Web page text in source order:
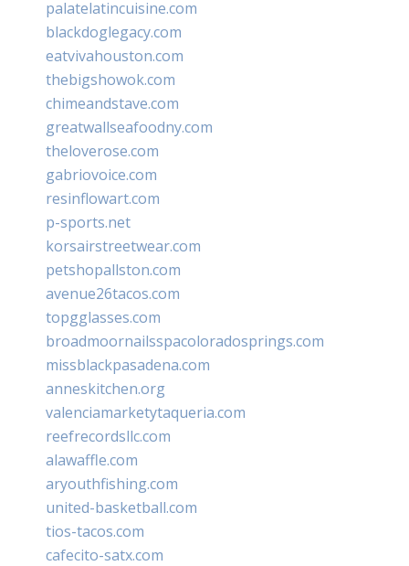
palatelatincuisine.com
blackdoglegacy.com
eatvivahouston.com
thebigshowok.com
chimeandstave.com
greatwallseafoodny.com
theloverose.com
gabriovoice.com
resinflowart.com
p-sports.net
korsairstreetwear.com
petshopallston.com
avenue26tacos.com
topgglasses.com
broadmoornailsspacoloradosprings.com
missblackpasadena.com
anneskitchen.org
valenciamarketytaqueria.com
reefrecordsllc.com
alawaffle.com
aryouthfishing.com
united-basketball.com
tios-tacos.com
cafecito-satx.com